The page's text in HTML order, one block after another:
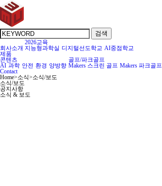
검색
회사소개
2026교육
지능형과학실 디지털선도학교 AI중점학교
제품
콘텐츠
AI 과학 안전 환경 양방향
골프/파크골프
Makers 스크린 골프 Makers 파크골프
Contact
Home>소식>소식/보도
소식/보도
공지사항
소식 & 보도